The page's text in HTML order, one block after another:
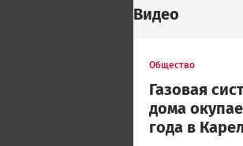
Видео
Общество
Газовая
дома
года в